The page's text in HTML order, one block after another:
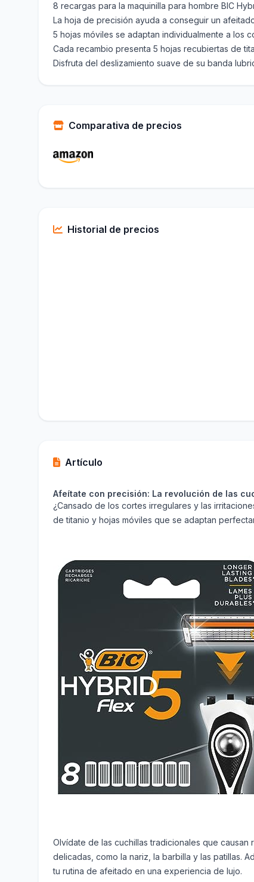
8 recargas para la maquinilla para hombre BIC
La hoja de precisión ayuda a conseguir un
5 hojas móviles se adaptan individualmente a los
Cada recambio presenta 5 hojas recubiertas de
Disfruta del deslizamiento suave de su banda
Comparativa de precios
Historial de precios
Artículo
Afeítate con precisión: La revolución de las
¿Cansado de los cortes irregulares y las
de titanio y hojas móviles que se adaptan
Olvídate de las cuchillas tradicionales que
delicadas, como la nariz, la barbilla y las patillas.
tu rutina de afeitado en una experiencia de lujo.